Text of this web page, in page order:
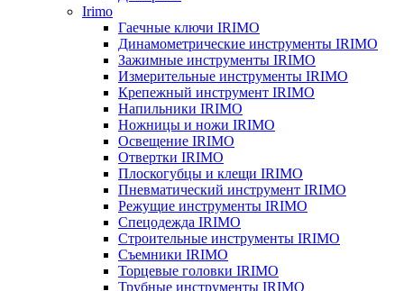
Irimo
Гаечные ключи IRIMO
Динамометрические инструменты IRIMO
Зажимные инструменты IRIMO
Измерительные инструменты IRIMO
Крепежный инструмент IRIMO
Напильники IRIMO
Ножницы и ножи IRIMO
Освещение IRIMO
Отвертки IRIMO
Плоскогубцы и клещи IRIMO
Пневматический инструмент IRIMO
Режущие инструменты IRIMO
Спецодежда IRIMO
Строительные инструменты IRIMO
Съемники IRIMO
Торцевые головки IRIMO
Трубные инструменты IRIMO